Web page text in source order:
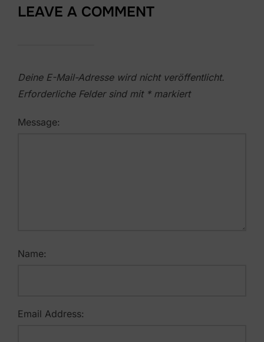
LEAVE A COMMENT
Deine E-Mail-Adresse wird nicht veröffentlicht.
Erforderliche Felder sind mit *markiert
Message:
Name:
Email Address: